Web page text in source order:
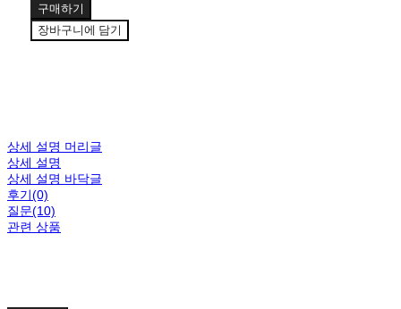
구매하기
장바구니에 담기
상세 설명 머리글
상세 설명
상세 설명 바닥글
후기(0)
질문(10)
관련 상품